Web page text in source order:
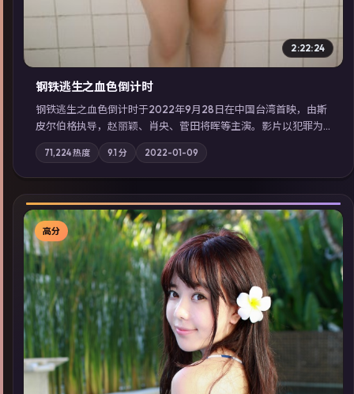
2:22:24
钢铁逃生之血色倒计时
钢铁逃生之血色倒计时于2022年9月28日在中国台湾首映，由斯
皮尔伯格执导，赵丽颖、肖央、菅田将晖等主演。影片以犯罪为
叙事主轴，失踪人口档案牵出跨国灰色产业链；摄影与配乐强化
地域气质；站内亦可通过「国产免费观看高清电视剧在线看」延
展检索同类型高分佳作，畅享高清在线追剧体验。
71,224热度 9.1 分 2022-01-09
▶
高分